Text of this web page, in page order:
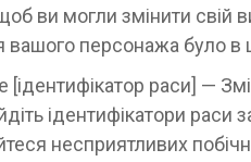
ви могли змінити свій
персонажа було в
[ідентифікатор раси] —
ідентифікатори раси
несприятливих